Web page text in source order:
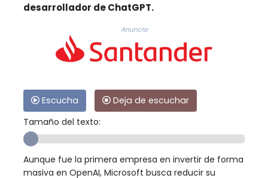
desarrollador de ChatGPT.
Anuncio
Escucha
Deja de escuchar
Tamaño del texto:
Aunque fue la primera empresa en invertir de forma
masiva en OpenAI, Microsoft busca reducir su